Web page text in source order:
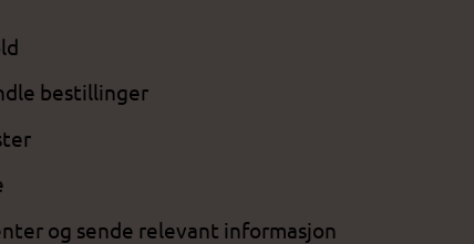
bestillinger
og sende relevant informasjon